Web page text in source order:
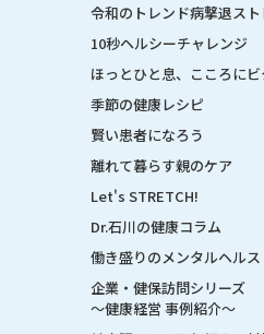
令和のトレンド病撃退スト
10秒ヘルシーチャレンジ
ほっとひと息、こころに
季節の健康レシピ
賢い患者になろう
離れて暮らす親のケア
Let's STRETCH!
Dr.石川の健康コラム
働き盛りのメンタルヘルス
企業・健保訪問シリーズ
～健康経営 事例紹介～